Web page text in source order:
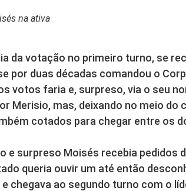
na ativa
da votação no primeiro turno, se
por duas décadas comandou o
votos faria e, surpreso, via o seu
Merisio, mas, deixando no meio do
cotados para chegar entre os
e surpreso Moisés recebia pedidos
queria ouvir um até então
chegava ao segundo turno com o